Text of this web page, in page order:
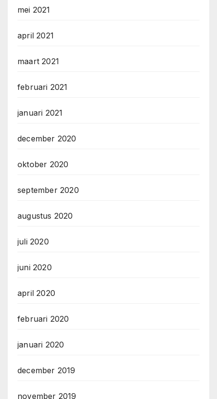
mei 2021
april 2021
maart 2021
februari 2021
januari 2021
december 2020
oktober 2020
september 2020
augustus 2020
juli 2020
juni 2020
april 2020
februari 2020
januari 2020
december 2019
november 2019